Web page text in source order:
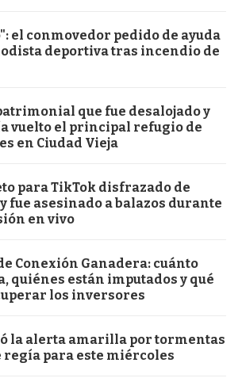
el conmovedor pedido de ayuda
deportiva tras incendio de
que fue desalojado y
vuelto el principal refugio de
en Ciudad Vieja
para TikTok disfrazado de
fue asesinado a balazos durante
en vivo
Conexión Ganadera: cuánto
quiénes están imputados y qué
los inversores
la alerta amarilla por tormentas
regía para este miércoles